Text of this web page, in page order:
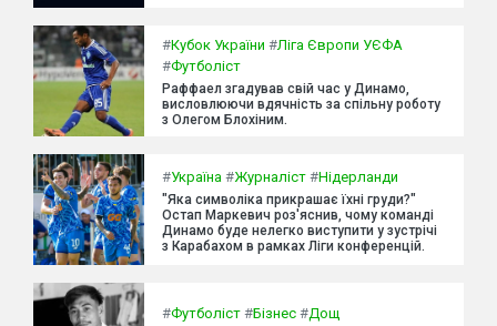
#Кубок України #Ліга Європи УЄФА
#Футболіст
Раффаел згадував свій час у Динамо,
висловлюючи вдячність за спільну роботу
з Олегом Блохіним.
#Україна #Журналіст #Нідерланди
"Яка символіка прикрашає їхні груди?"
Остап Маркевич роз'яснив, чому команді
Динамо буде нелегко виступити у зустрічі
з Карабахом в рамках Ліги конференцій.
#Футболіст #Бізнес #Дощ